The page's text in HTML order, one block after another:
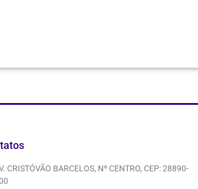
CRISTÓVÃO BARCELOS, Nº CENTRO, CEP: 28890-